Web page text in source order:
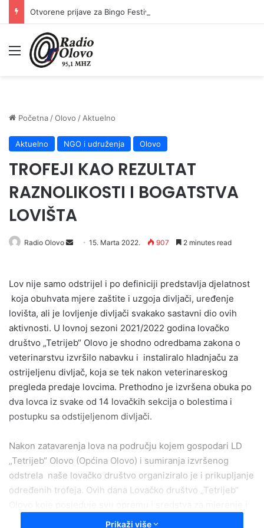
Meni
Početna /Olovo / Aktuelno
Aktuelno NGO i udruženja Olovo
TROFEJI KAO REZULTAT
RAZNOLIKOSTI I BOGATSTVA
LOVIŠTA
Radio Olovo
Send15. Marta 2022. 907 2 minutes read
Lov nije samo odstrijel i po definiciji predstavlja djelatnost
koja obuhvata mjere zaštite i uzgoja divljači, uređenje
lovišta, ali je lovljenje divljači svakako sastavni dio ovih
aktivnosti. U lovnoj sezoni 2021/2022 godina lovačko
društvo „Tetrijeb“ Olovo je shodno odredbama zakona o
veterinarstvu izvršilo nabavku i instaliralo hladnjaču za
ostrijeljenu divljač, koja se tek nakon veterinareskog
pregleda predaje lovcima. Prethodno je izvršena obuka po
dva lovca iz svake od 14 lovačkih sekcija o bolestima i
postupku sa odstijeljenom divljači.
Nakon zatavarenja lova na području kojem gospodari LD
„Tetrijeb“ Olovo (Općina Olovo) i sumiranja izvršenog
odstrela naše lovačko društvo organiziralo je i prikupljanje
određenih trofeja. Ovih dana Lovačko društvo „Tetrijeb“
klasifikaciju, izvršilo je ocjenu prezentovanih lovačkih
Prikaži više